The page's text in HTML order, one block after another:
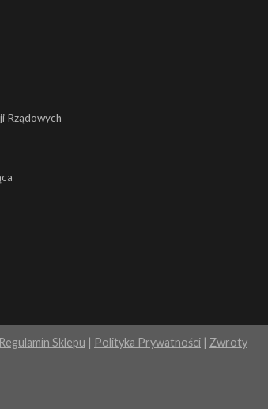
Rządowych
Regulamin Sklepu | Polityka Prywatności | Zwroty